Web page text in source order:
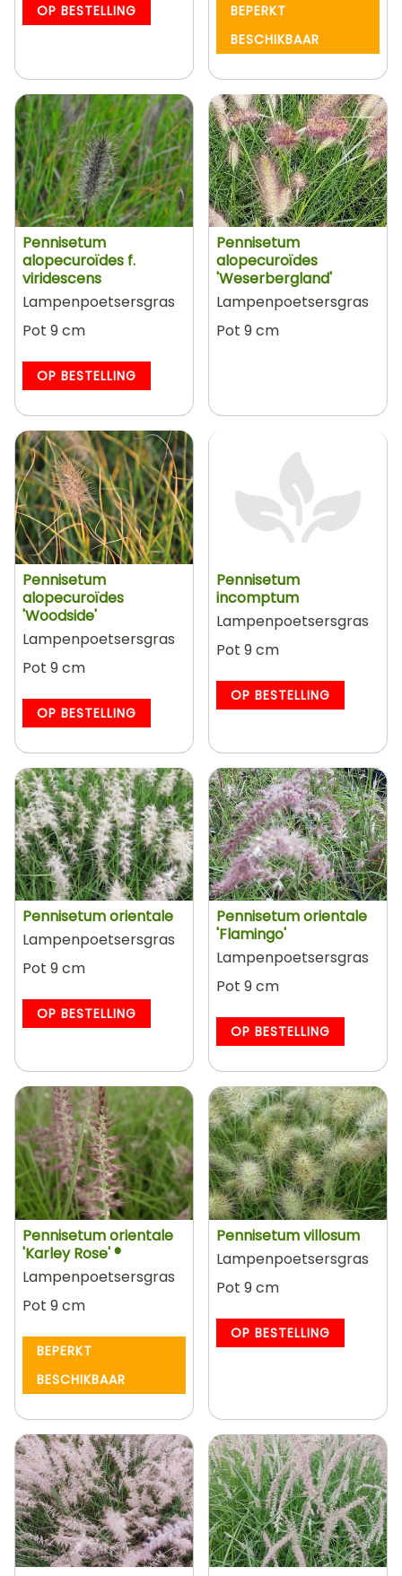
OP BESTELLING
BEPERKT
BESCHIKBAAR
Pennisetum
alopecuroïdes f.
viridescens
Lampenpoetsersgras
Pot 9 cm
OP BESTELLING
Pennisetum
alopecuroïdes
'Weserbergland'
Lampenpoetsersgras
Pot 9 cm
Pennisetum
alopecuroïdes
'Woodside'
Lampenpoetsersgras
Pot 9 cm
OP BESTELLING
Pennisetum
incomptum
Lampenpoetsersgras
Pot 9 cm
OP BESTELLING
Pennisetum orientale
Lampenpoetsersgras
Pot 9 cm
OP BESTELLING
Pennisetum orientale
'Flamingo'
Lampenpoetsersgras
Pot 9 cm
OP BESTELLING
Pennisetum orientale
'Karley Rose' ®
Lampenpoetsersgras
Pot 9 cm
BEPERKT
BESCHIKBAAR
Pennisetum villosum
Lampenpoetsersgras
Pot 9 cm
OP BESTELLING